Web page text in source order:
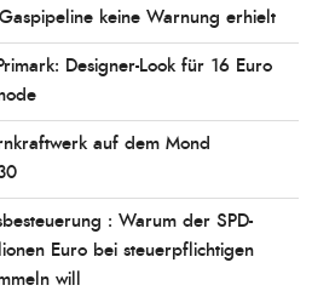
keine Warnung erhielt
Designer-Look für 16 Euro
auf dem Mond
: Warum der SPD-
Euro bei steuerpflichtigen
will